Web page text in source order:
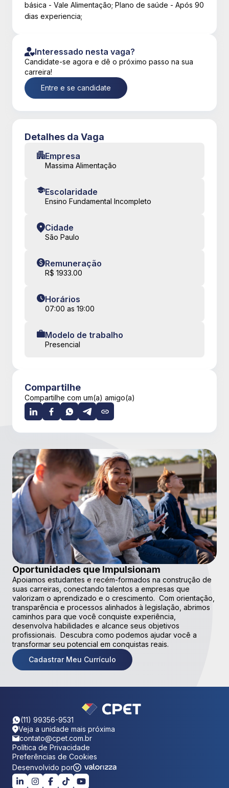
básica - Vale Alimentação; Plano de saúde - Após 90
dias experiencia;
Interessado nesta vaga?
Candidate-se agora e dê o próximo passo na sua
carreira!
Entre e se candidate
Detalhes da Vaga
Empresa
Massima Alimentação
Escolaridade
Ensino Fundamental Incompleto
Cidade
São Paulo
Remuneração
R$ 1933.00
Horários
07:00 as 19:00
Modelo de trabalho
Presencial
Compartilhe
Compartilhe com um(a) amigo(a)
Oportunidades que Impulsionam
Apoiamos estudantes e recém-formados na construção de
suas carreiras, conectando talentos a empresas que
valorizam o aprendizado e o crescimento. Com orientação,
transparência e processos alinhados à legislação, abrimos
caminhos para que você conquiste experiência,
desenvolva habilidades e alcance seus objetivos
profissionais. Descubra como podemos ajudar você a
transformar seu potencial em conquistas reais.
Cadastrar Meu Currículo
(11) 99356-9531
Veja a unidade mais próxima
contato@cpet.com.br
Política de Privacidade
Preferências de Cookies
Desenvolvido por